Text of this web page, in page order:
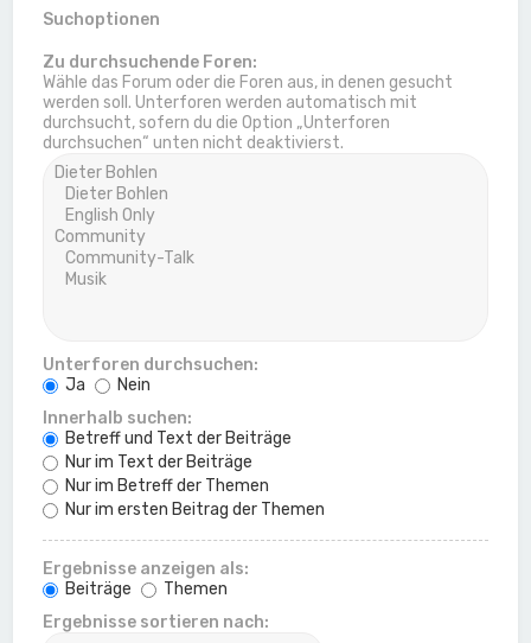
Suchoptionen
Zu durchsuchende Foren:
Wähle das Forum oder die Foren aus, in denen gesucht
werden soll. Unterforen werden automatisch mit
durchsucht, sofern du die Option „Unterforen
durchsuchen“ unten nicht deaktivierst.
Unterforen durchsuchen:
Ja
Nein
Innerhalb suchen:
Betreff und Text der Beiträge
Nur im Text der Beiträge
Nur im Betreff der Themen
Nur im ersten Beitrag der Themen
Ergebnisse anzeigen als:
Beiträge
Themen
Ergebnisse sortieren nach: